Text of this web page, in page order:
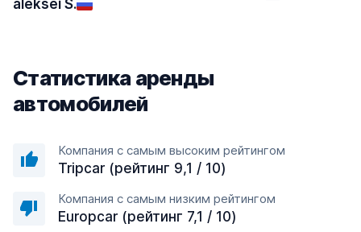
aleksei S.
Статистика аренды
автомобилей
Компания с самым высоким рейтингом
Tripcar (рейтинг 9,1 / 10)
Компания с самым низким рейтингом
Europcar (рейтинг 7,1 / 10)